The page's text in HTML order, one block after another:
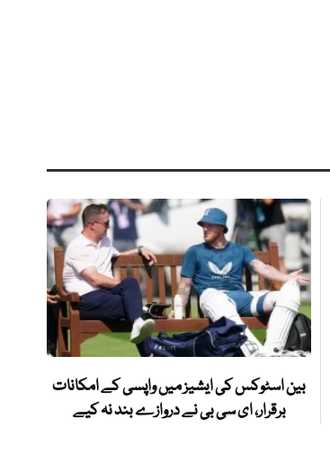
بین اسٹوکس کی ایشیز میں واپسی کے امکانات
برقرار، ای سی بی نے دروازے بند نہ کیے